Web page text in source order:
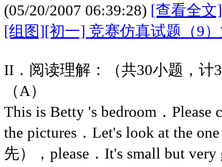
(05/20/2007 06:39:28) [查看全文]
[组图][初一] 竞赛仿真试题（9
II．阅读理解：（共30小题，计
（A）
This is Betty 's bedroom．Please
the pictures．Let's look at the
先），please．It's small but